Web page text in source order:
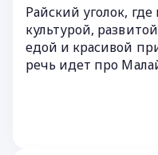
Райский уголок,
культурой,
едой и красивой
речь идет про